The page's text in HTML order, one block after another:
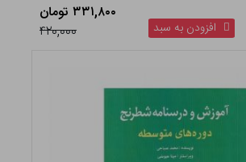
۳۳۱,۸۰۰ تومان
۴۲۰,۰۰۰
افزودن به سبد